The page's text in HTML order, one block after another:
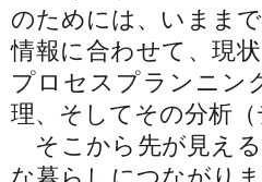
のためには、いまま
情報に合わせて、現
プロセスプランニン
理、そしてその分析
そこから先が見え